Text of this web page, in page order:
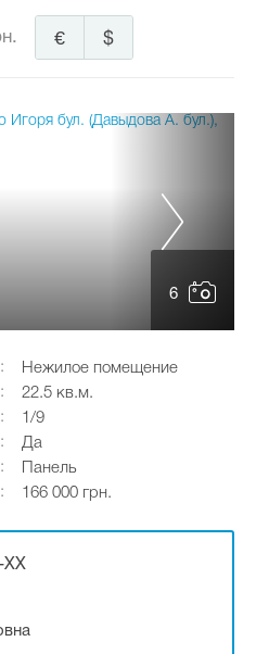
$
€
6
Нежилое помещение
22.5 кв.м.
1/9
Да
Панель
166 000 грн.
XX